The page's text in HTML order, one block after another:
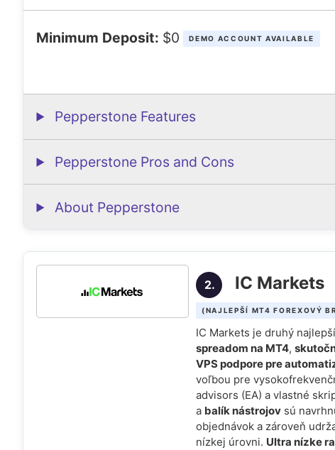
Minimum Deposit: $0 DEMO ACCOUNT AVAILABLE
Pepperstone Features
Pepperstone Pros and Cons
About Pepperstone
2. IC Markets
(NAJLEPŠÍ MT4 FOREXOVÝ
IC Markets je druhý
spreadom na MT4,
VPS podpore pre
voľbou pre
advisors (EA) a vlastné
a balík nástrojov sú
objednávok a zároveň
nízkej úrovni. Ultra nízke